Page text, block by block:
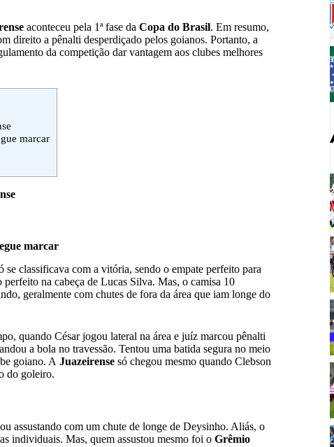
aconteceu pela 1ª fase da Copa do Brasil. Em resumo,
direito a pênalti desperdiçado pelos goianos. Portanto, a
da competição dar vantagem aos clubes melhores
marcar
marcar
se classificava com a vitória, sendo o empate perfeito para
na cabeça de Lucas Silva. Mas, o camisa 10
geralmente com chutes de fora da área que iam longe do
quando César jogou lateral na área e juíz marcou pênalti
a bola no travessão. Tentou uma batida segura no meio
goiano. A Juazeirense só chegou mesmo quando Clebson
do goleiro.
assustando com um chute de longe de Deysinho. Aliás, o
individuais. Mas, quem assustou mesmo foi o Grêmio